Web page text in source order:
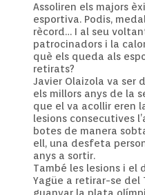
Assoliren els majors
esportiva. Podis,
rècord… I al seu
patrocinadors i la
què els queda als
retirats?
Javier Olaizola va ser
els millors anys de la
que el va acollir eren
lesions consecutives
botes de manera
ell, una desfeta
anys a sortir.
També les lesions i el
Yagüe a retirar-se del